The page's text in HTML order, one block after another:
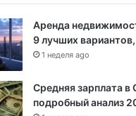
Аренда
9 лучших
1 неделя ago
Средняя зарплата
подробный анализ